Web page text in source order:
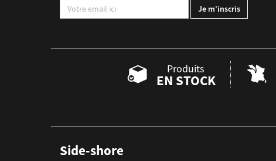
Produits
EN STOCK
Side-shore